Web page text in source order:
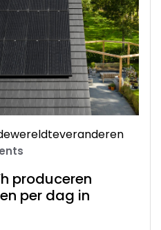
produceren
per dag in